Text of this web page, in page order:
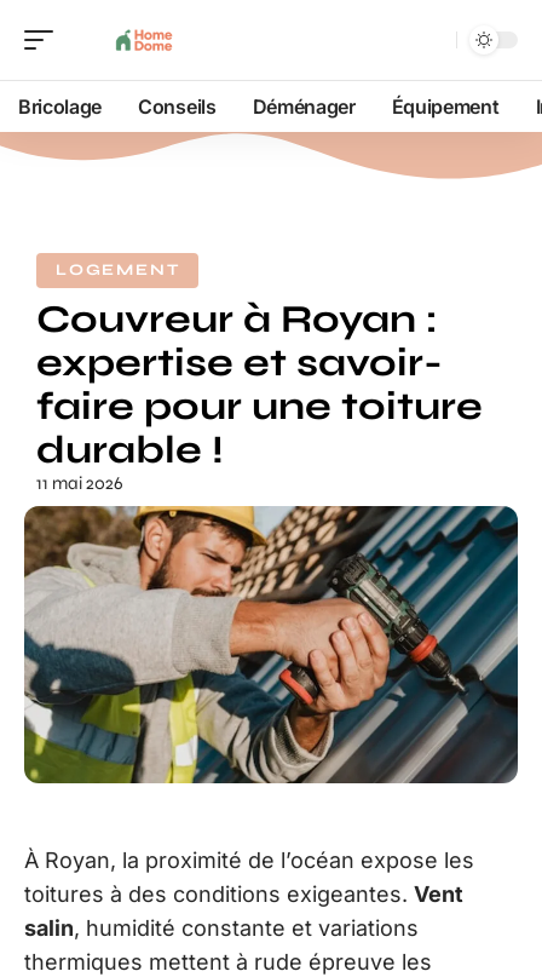
Bricolage Conseils Déménager Équipement
LOGEMENT
Couvreur à Royan :
expertise et savoir-
faire pour une toiture
durable !
11 mai 2026
À Royan, la proximité de l’océan expose les
toitures à des conditions exigeantes. Vent
salin, humidité constante et variations
thermiques mettent à rude épreuve les